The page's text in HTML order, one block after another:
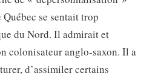
se sentait trop
du Nord. Il admirait et
colonisateur anglo-saxon. Il a
d’assimiler certains